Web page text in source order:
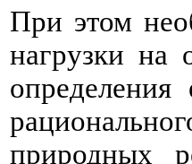
При этом
нагрузки
природных